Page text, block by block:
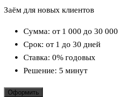
Заём для новых клиентов
Сумма: от 1 000 до 30 000
Срок: от 1 до 30 дней
Ставка: 0% годовых
Решение: 5 минут
Оформить